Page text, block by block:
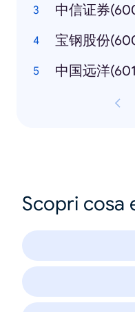
中信证券
宝钢股份
中国远洋
Scopri cosa